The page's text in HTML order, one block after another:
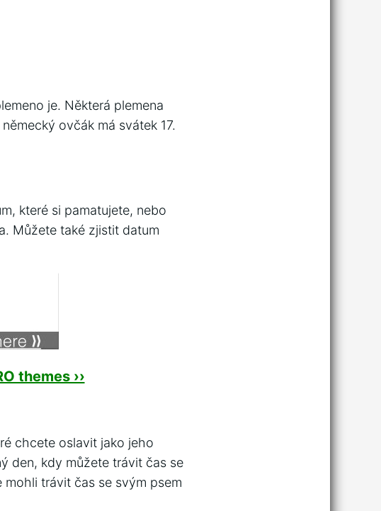
je. Některá plemena
ovčák má svátek 17.
které si pamatujete, nebo
Můžete také zjistit datum
themes ››
chcete oslavit jako jeho
den, kdy můžete trávit čas se
trávit čas se svým psem